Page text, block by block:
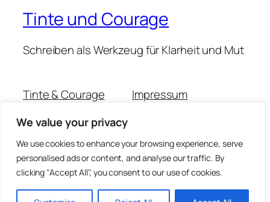
We value your privacy
We use cookies to enhance your browsing experience, serve
personalised ads or content, and analyse our traffic. By
clicking "Accept All", you consent to our use of cookies.
Tinte und Courage
Schreiben als Werkzeug für Klarheit und Mut
Tinte & Courage
Claudia Scheidemann
Podcast-Folgen
Impressum
Twenty Twenty-Five Gestaltet mitWordPress